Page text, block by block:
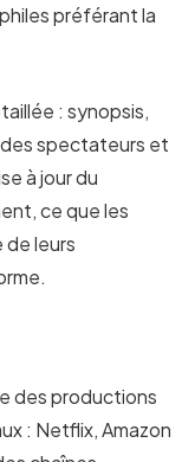
préférant la
: synopsis,
spectateurs et
à jour du
ce que les
leurs
des productions
: Netflix, Amazon